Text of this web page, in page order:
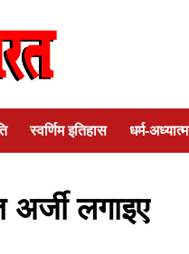
स्वर्णिम इतिहास धर्म-अध्यात्म
लगाइए